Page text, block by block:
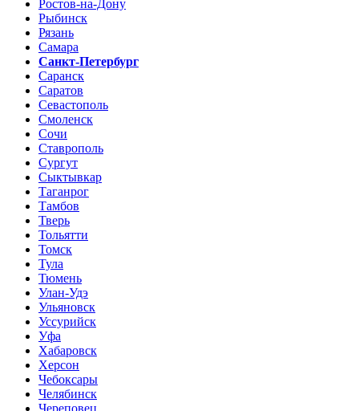
Ростов-на-Дону
Рыбинск
Рязань
Самара
Санкт-Петербург
Саранск
Саратов
Севастополь
Смоленск
Сочи
Ставрополь
Сургут
Сыктывкар
Таганрог
Тамбов
Тверь
Тольятти
Томск
Тула
Тюмень
Улан-Удэ
Ульяновск
Уссурийск
Уфа
Хабаровск
Херсон
Чебоксары
Челябинск
Череповец